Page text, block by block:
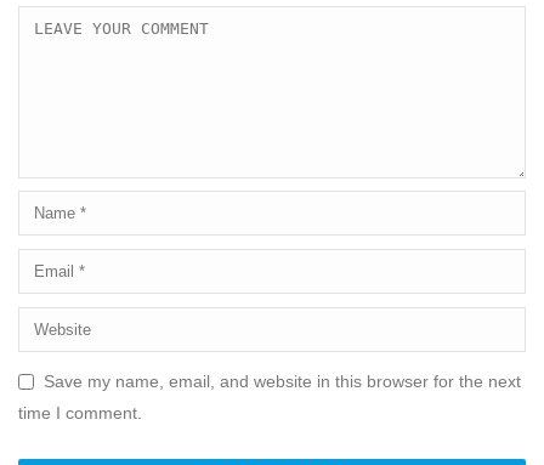
Save my name, email, and website in this browser for the next
time I comment.